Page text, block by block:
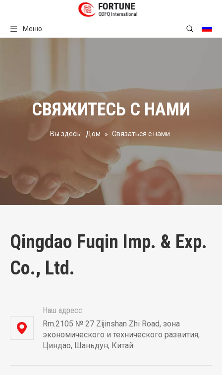
Меню
СВЯЖИТЕСЬ С НАМИ
Вы здесь: Дом » Связаться с нами
Qingdao Fuqin Imp. & Exp.
Co., Ltd.
Наш адресс
Rm.2105 № 27 Zijinshan Zhi Road, зона
экономического и технического развития,
Циндао, Шаньдун, Китай